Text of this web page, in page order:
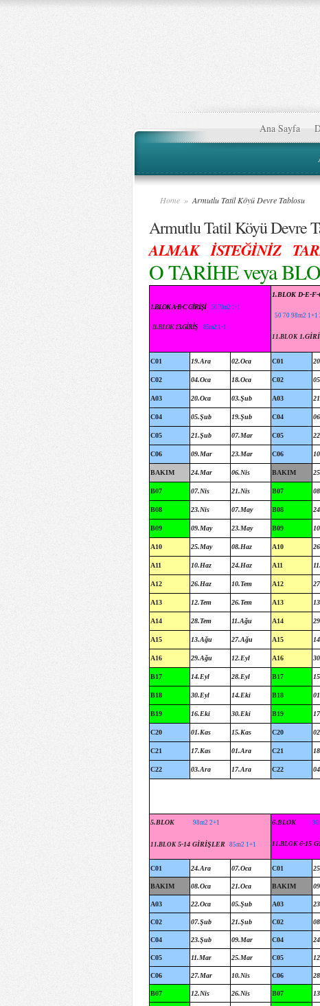
Ana Sayfa
Home » Armutlu Tatil Köyü Devre Tablosu
Armutlu Tatil Köyü Devre
ALMAK İSTEĞİNİZ
O TARİHE veya
1.BLOK A-B-C GİRİŞİ 50 70m2 1+1
11.BLOK13.GİRİŞ 85m2 1+1
1.BLOK D-E-
50 70 98m2 1+1
11.BLOK
C01 19.Ara 02.Oca C01
C02 04.Oca 18.Oca C02
A03 20.Oca 03.Şub A03
C04 05.Şub 19.Şub C04
C05 21.Şub 07.Mar C05
C06 09.Mar 23.Mar C06
BAKIM 24.Mar 06.Nis BAKIM
B07 07.Nis 21.Nis B07
B08 23.Nis 07.May B08
B09 09.May 23.May B09
A10 25.May 08.Haz A10
A11 10.Haz 24.Haz A11
A12 26.Haz 10.Tem A12
A13 12.Tem 26.Tem A13
A14 28.Tem 11.Ağu A14
A15 13.Ağu 27.Ağu A15
A16 29.Ağu 12.Eyl A16
B17 14.Eyl 28.Eyl B17
B18 30.Eyl 14.Eki B18
B19 16.Eki 30.Eki B19
C20 01.Kas 15.Kas C20
C21 17.Kas 01.Ara C21
C22 03.Ara 17.Ara C22
5.BLOK 98m2 2+1
11.BLOK 5-14 GİRİŞLER 85m2 1+1
6.BLOK
11.BLOK 6-15
C01 24.Ara 07.Oca C01
BAKIM 08.Oca 21.Oca BAKIM
A03 22.Oca 05.Şub A03
C02 07.Şub 21.Şub C02
C04 23.Şub 09.Mar C04
C05 11.Mar 25.Mar C05
C06 27.Mar 10.Nis C06
B07 12.Nis 26.Nis B07